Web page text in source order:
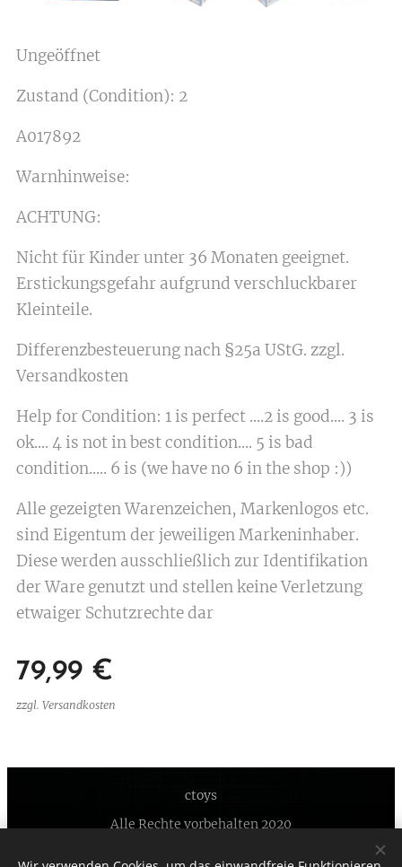
Ungeöffnet
Zustand (Condition): 2
A017892
Warnhinweise:
ACHTUNG:
Nicht für Kinder unter 36 Monaten geeignet.
Erstickungsgefahr aufgrund verschluckbarer
Kleinteile.
Differenzbesteuerung nach §25a UStG. zzgl.
Versandkosten
Help for Condition: 1 is perfect ....2 is good.... 3 is
ok.... 4 is not in best condition.... 5 is bad
condition..... 6 is (we have no 6 in the shop :))
Alle gezeigten Warenzeichen, Markenlogos etc.
sind Eigentum der jeweiligen Markeninhaber.
Diese werden ausschließlich zur Identifikation
der Ware genutzt und stellen keine Verletzung
etwaiger Schutzrechte dar
79,99 €
zzgl. Versandkosten
ctoys
Alle Rechte vorbehalten 2020